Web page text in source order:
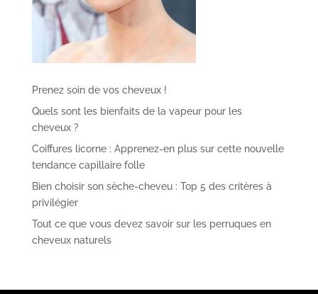
Prenez soin de vos cheveux !
Quels sont les bienfaits de la vapeur pour les
cheveux ?
Coiffures licorne : Apprenez-en plus sur cette nouvelle
tendance capillaire folle
Bien choisir son sèche-cheveu : Top 5 des critères à
privilégier
Tout ce que vous devez savoir sur les perruques en
cheveux naturels